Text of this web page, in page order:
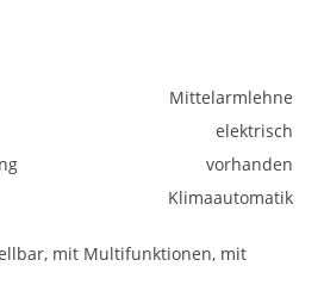
Mittelarmlehne
elektrisch
vorhanden
Klimaautomatik
mit Multifunktionen, mit